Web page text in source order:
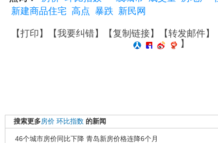
新建商品住宅 高点 暴跌 新民网
【打印】【我要纠错】【复制链接】【转发邮件】
】
搜索更多房价 环比指数 的新闻
46个城市房价同比下降 青岛新房价格连降6个月